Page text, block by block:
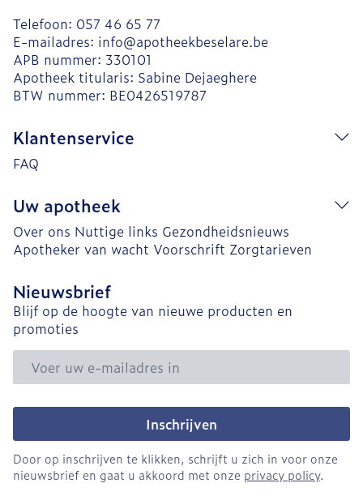
Telefoon: 057 46 65 77
E-mailadres: info@apotheekbeselare.be
APB nummer: 330101
Apotheek titularis: Sabine Dejaeghere
BTW nummer: BE0426519787
Klantenservice
FAQ
Uw apotheek
Over ons Nuttige links Gezondheidsnieuws
Apotheker van wacht Voorschrift Zorgtarieven
Nieuwsbrief
Blijf op de hoogte van nieuwe producten en
promoties
E-mail adres
Inschrijven
Door op inschrijven te klikken, schrijft u zich in voor onze
nieuwsbrief en gaat u akkoord met onze privacy policy.